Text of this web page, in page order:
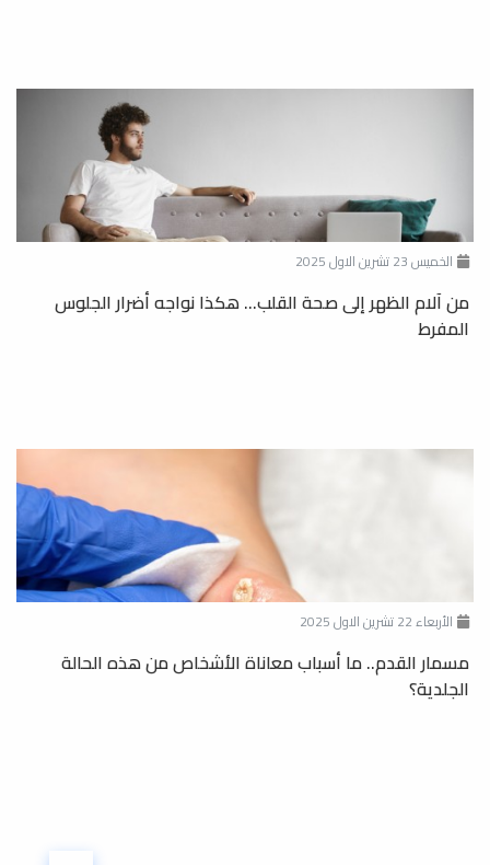
الخميس 23 تشرين الاول 2025
من آلام الظهر إلى صحة القلب... هكذا نواجه أضرار الجلوس
المفرط
الأربعاء 22 تشرين الاول 2025
مسمار القدم.. ما أسباب معاناة الأشخاص من هذه الحالة
الجلدية؟